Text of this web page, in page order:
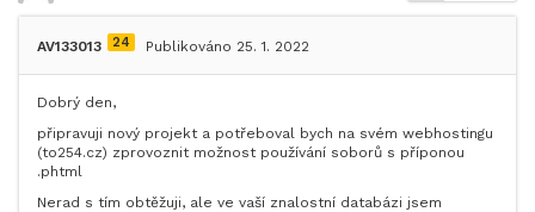
AV133013 24 Publikováno 25. 1. 2022
Dobrý den,
připravuji nový projekt a potřeboval bych na svém webhostingu
(to254.cz) zprovoznit možnost používání soborů s příponou
.phtml
Nerad s tím obtěžuji, ale ve vaší znalostní databázi jsem